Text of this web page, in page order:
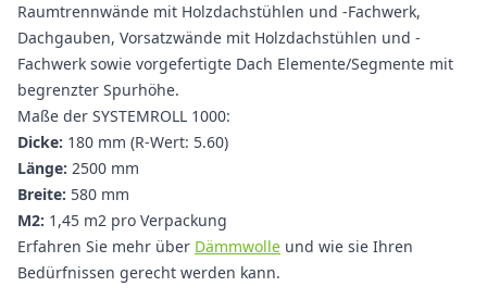
Raumtrennwände mit Holzdachstühlen und -Fachwerk,
Dachgauben, Vorsatzwände mit Holzdachstühlen und -
Fachwerk sowie vorgefertigte Dach Elemente/Segmente mit
begrenzter Spurhöhe.
Maße der SYSTEMROLL 1000:
Dicke: 180 mm (R-Wert: 5.60)
Länge: 2500 mm
Breite: 580 mm
M2: 1,45 m2 pro Verpackung
Erfahren Sie mehr über Dämmwolle und wie sie Ihren
Bedürfnissen gerecht werden kann.